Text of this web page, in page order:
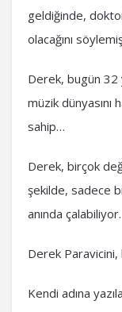
geldiğinde,
olacağını
Derek, bugün 32
müzik
sahip…
Derek, birçok
şekilde, sadece
anında çalabiliyor.
Derek Paravicini,
Kendi adına